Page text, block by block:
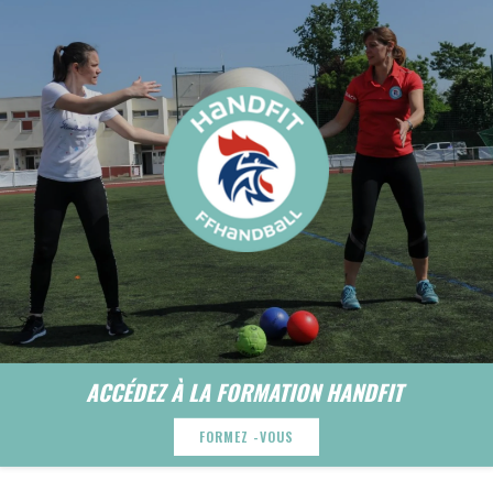
ACCÉDEZ À LA FORMATION HANDFIT
FORMEZ -VOUS